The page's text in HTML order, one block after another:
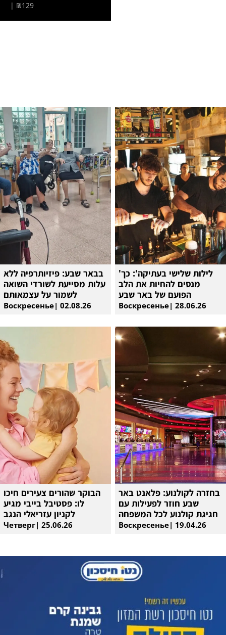
| ₪129
בבאר שבע: פיזיותרפיה ללא
עלות מסייעת לשורדי השואה
לשמור על עצמאותם
Воскресенье| 02.08.26
'לילות שלישי בעתיקה': כך
מנסים להחיות את הלב
הפועם של באר שבע
Воскресенье| 28.06.26
הבוקר שהורים צעירים חיכו
לו: פסטיבל בייבי מגיע
לקניון עזריאלי הנגב
Четверг| 25.06.26
בחזרה לקולנוע: פלאנט באר
שבע חוזר לפעילות עם
חגיגת קולנוע לכל המשפחה
Воскресенье| 19.04.26